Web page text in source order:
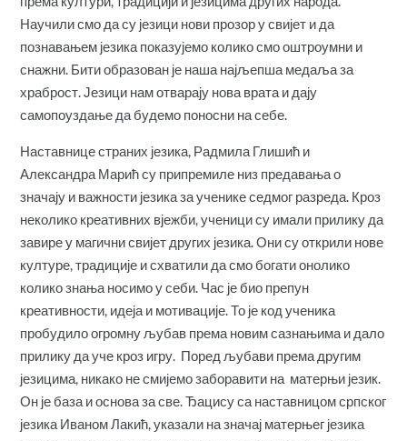
Научили смо да су језици нови прозор у свијет и да
познавањем језика показујемо колико смо оштроумни и
снажни. Бити образован је наша најљепша медаља за
храброст. Језици нам отварају нова врата и дају
самопоуздање да будемо поносни на себе.
Наставнице страних језика, Радмила Глишић и
Александра Марић су припремиле низ предавања о
значају и важности језика за ученике седмог разреда. Кроз
неколико креативних вјежби, ученици су имали прилику да
завире у магични свијет других језика. Они су открили нове
културе, традиције и схватили да смо богати онолико
колико знања носимо у себи. Час је био препун
креативности, идеја и мотивације. То је код ученика
пробудило огромну љубав према новим сазнањима и дало
прилику да уче кроз игру. Поред љубави према другим
језицима, никако не смијемо заборавити на матерњи језик.
Он је база и основа за све. Ђацису са наставницом српског
језика Иваном Лакић, указали на значај матерњег језика